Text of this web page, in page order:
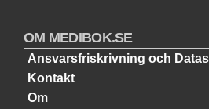
OM MEDIBOK.SE
Ansvarsfriskrivning och
Kontakt
Om